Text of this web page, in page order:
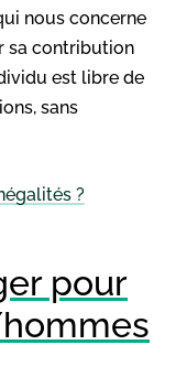
nous concerne
sa contribution
est libre de
sans
?
pour